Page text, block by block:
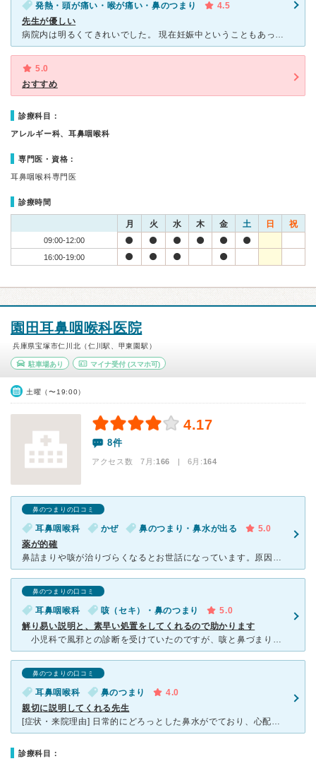
発熱・頭が痛い・喉が痛い・鼻のつまり
4.5
先生が優しい
病院内は明るくてきれいでした。 現在妊娠中ということもあってとても不安だったのですが、先生が症状や薬について優しく説明して下さり、妊娠中でも問題ない薬を処方していただきました。 若い男性の先生です
5.0
おすすめ
診療科目：
アレルギー科、耳鼻咽喉科
専門医・資格：
耳鼻咽喉科専門医
診療時間
月 火 水 木 金 土 日 祝
09:00-12:00
16:00-19:00
園田耳鼻咽喉科医院
兵庫県宝塚市仁川北（仁川駅、甲東園駅）
駐車場あり マイナ受付(スマホ可)
土曜（〜19:00）
4.17
8件
アクセス数 7月:166 | 6月:164
鼻のつまりの口コミ
耳鼻咽喉科 かぜ 鼻のつまり・鼻水が出る
5.0
薬が的確
鼻詰まりや咳が治りづらくなるとお世話になっています。原因はアレルギーだったり、風邪だったりしますが、その都度症状を明確に説明され、的確な薬を処方して頂いています(ハッキリ言う先生なので人によっては怖そ
鼻のつまりの口コミ
耳鼻咽喉科 咳（セキ）・鼻のつまり
5.0
解り易い説明と、素早い処置をしてくれるので助かります
小児科で風邪との診断を受けていたのですが、咳と鼻づまりがいつまでも続き、睡眠にも影響していたので受診しました。 診察していただいたところ、特に風邪以外の所見はないけれど、ものすごく鼻の奥に鼻水が詰
鼻のつまりの口コミ
耳鼻咽喉科 鼻のつまり
4.0
親切に説明してくれる先生
[症状・来院理由] 日常的にどろっとした鼻水がでており、心配で連れて行きました。 常に鼻をかんでいるので勉強にも支障がでていました。 [医師の診断・治療法] どろっとした鼻水が続くのは蓄膿だそ
診療科目：